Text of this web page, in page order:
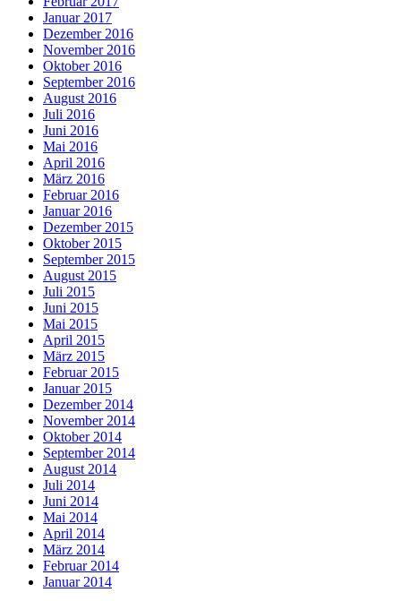
Januar 2017
Dezember 2016
November 2016
Oktober 2016
September 2016
August 2016
Juli 2016
Juni 2016
Mai 2016
April 2016
März 2016
Februar 2016
Januar 2016
Dezember 2015
Oktober 2015
September 2015
August 2015
Juli 2015
Juni 2015
Mai 2015
April 2015
März 2015
Februar 2015
Januar 2015
Dezember 2014
November 2014
Oktober 2014
September 2014
August 2014
Juli 2014
Juni 2014
Mai 2014
April 2014
März 2014
Februar 2014
Januar 2014